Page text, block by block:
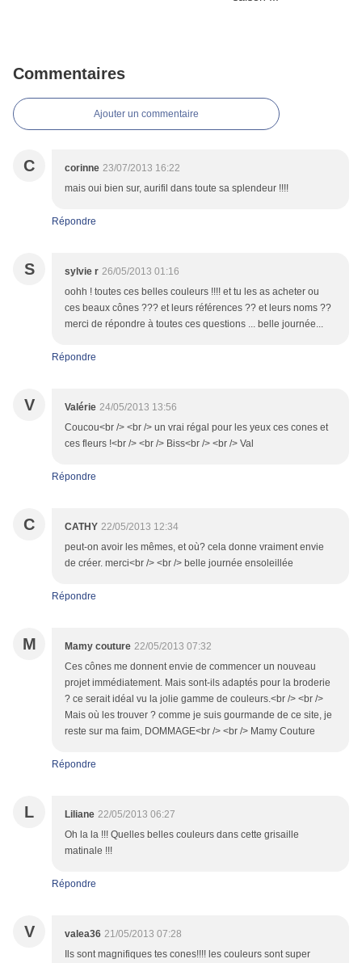
Commentaires
Ajouter un commentaire
C corinne 23/07/2013 16:22
mais oui bien sur, aurifil dans toute sa splendeur !!!!
Répondre
S sylvie r 26/05/2013 01:16
oohh ! toutes ces belles couleurs !!!! et tu les as acheter ou
ces beaux cônes ??? et leurs références ?? et leurs noms ??
merci de répondre à toutes ces questions ... belle journée...
Répondre
V Valérie 24/05/2013 13:56
Coucou<br /> <br /> un vrai régal pour les yeux ces cones et
ces fleurs !<br /> <br /> Biss<br /> <br /> Val
Répondre
C CATHY 22/05/2013 12:34
peut-on avoir les mêmes, et où? cela donne vraiment envie
de créer. merci<br /> <br /> belle journée ensoleillée
Répondre
M Mamy couture 22/05/2013 07:32
Ces cônes me donnent envie de commencer un nouveau
projet immédiatement. Mais sont-ils adaptés pour la broderie
? ce serait idéal vu la jolie gamme de couleurs.<br /> <br />
Mais où les trouver ? comme je suis gourmande de ce site, je
reste sur ma faim, DOMMAGE<br /> <br /> Mamy Couture
Répondre
L Liliane 22/05/2013 06:27
Oh la la !!! Quelles belles couleurs dans cette grisaille
matinale !!!
Répondre
V valea36 21/05/2013 07:28
Ils sont magnifiques tes cones!!!! les couleurs sont super